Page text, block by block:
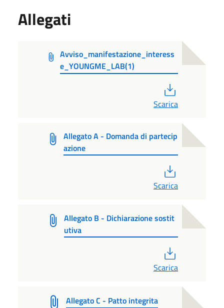
Allegati
Avviso_manifestazione_interess
e_YOUNGME_LAB(1)
Scarica
Allegato A - Domanda di partecip
azione
Scarica
Allegato B - Dichiarazione sostit
utiva
Scarica
Allegato C - Patto integrita